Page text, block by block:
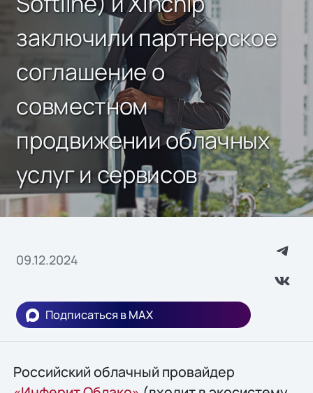
заключили партнерское
соглашение о
совместном
продвижении облачных
услуг и сервисов
09.12.2024
Подписаться в MAX
Российский облачный провайдер